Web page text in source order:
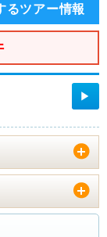
るツアー情報
▶